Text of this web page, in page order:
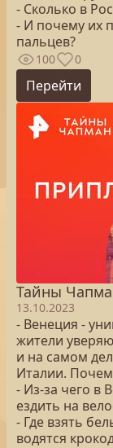
- Сколько в
- И почему их
пальцев?
100 0
Перейти
Тайны
13.10.2023
- Венеция -
жители
и на самом
Италии.
- Из-за чего в
ездить на
- Где взять
водятся